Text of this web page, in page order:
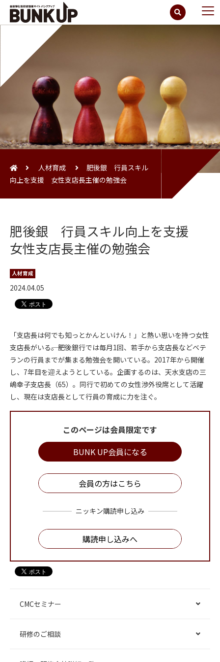
人材育成
肥後銀 行員スキル
向上を支援 女性支店長主催の勉強会
肥後銀 行員スキル向上を支援
女性支店長主催の勉強会
人材育成
2024.04.05
「支店長は何でも知っとかんといけん！」と熱い思いを持つ女性
支店長がいる――。肥後銀行では毎月1回、若手から支店長などベテ
ランの行員までが集まる勉強会を開いている。2017年から開催
し、7年目を迎えようとしている。企画するのは、天水支店の三
嶋幸子支店長（65）。同行で初めての女性渉外役席として活躍
し、現在は支店長として行員の育成に力を注ぐ。
このページは会員限定です
BUNK UP会員になる
会員の方はこちら
ニッキン購読申し込み
購読申し込みへ
CMCセミナー
研修のご相談